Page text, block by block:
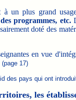
à un plus grand
programmes, etc.
doté des
en vue
(page 17)
pays qui ont
les